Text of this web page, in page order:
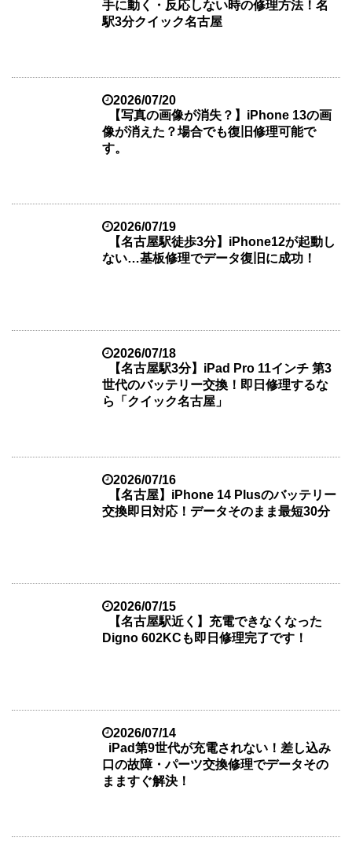
手に動く・反応しない時の修理方法！名
駅3分クイック名古屋
2026/07/20
【写真の画像が消失？】iPhone 13の画
像が消えた？場合でも復旧修理可能で
す。
2026/07/19
【名古屋駅徒歩3分】iPhone12が起動し
ない…基板修理でデータ復旧に成功！
2026/07/18
【名古屋駅3分】iPad Pro 11インチ 第3
世代のバッテリー交換！即日修理するな
ら「クイック名古屋」
2026/07/16
【名古屋】iPhone 14 Plusのバッテリー
交換即日対応！データそのまま最短30分
2026/07/15
【名古屋駅近く】充電できなくなった
Digno 602KCも即日修理完了です！
2026/07/14
iPad第9世代が充電されない！差し込み
口の故障・パーツ交換修理でデータその
まますぐ解決！